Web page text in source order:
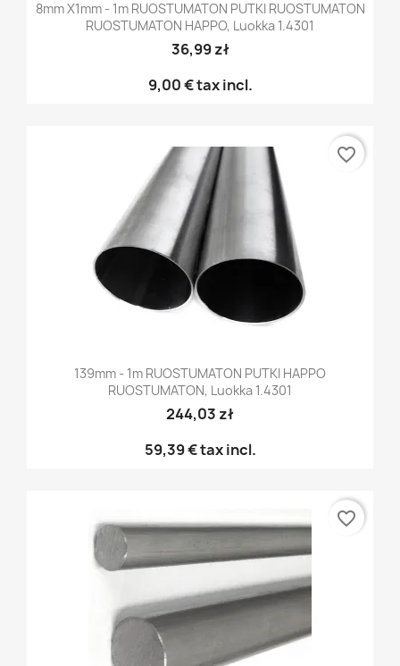
8mm X1mm - 1m RUOSTUMATON PUTKI RUOSTUMATON
RUOSTUMATON HAPPO, Luokka 1.4301
36,99 zł
9,00 €tax incl.
139mm - 1m RUOSTUMATON PUTKI HAPPO
RUOSTUMATON, Luokka 1.4301
244,03 zł
59,39 €tax incl.
favorite_border
favorite_border